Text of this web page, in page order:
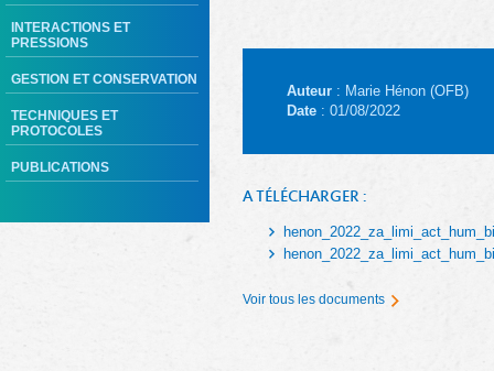
INTERACTIONS ET
PRESSIONS
GESTION ET CONSERVATION
TECHNIQUES ET
PROTOCOLES
PUBLICATIONS
Auteur : Marie Hénon (OFB)
Date : 01/08/2022
A TÉLÉCHARGER :
Voir tous les documents